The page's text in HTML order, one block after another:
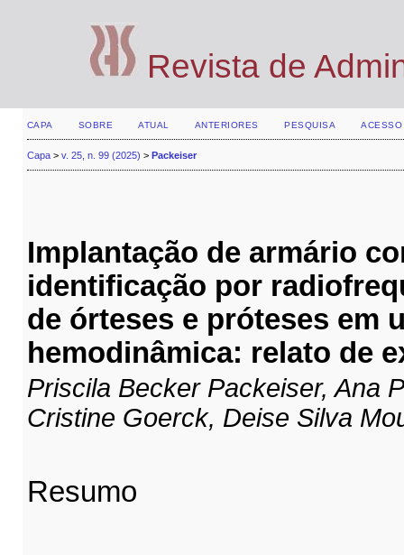
Revista de
CAPA SOBRE ATUAL ANTERIORES PESQUISA ACESSO
Capa> v. 25, n. 99 (2025) > Packeiser
Implantação de armário
identificação por
de órteses e próteses em
hemodinâmica: relato de
Priscila Becker Packeiser, Ana
Cristine Goerck, Deise Silva
Resumo